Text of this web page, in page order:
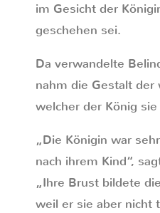
im Gesicht der
geschehen sei.
Da verwandelte
nahm die Gestalt
welcher der König
„Die Königin war
nach ihrem Kind“,
„Ihre Brust bildete
weil er sie aber nicht